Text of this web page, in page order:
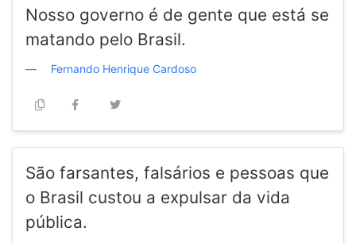
Nosso governo é de gente que está se
matando pelo Brasil.
Fernando Henrique Cardoso
São farsantes, falsários e pessoas que
o Brasil custou a expulsar da vida
pública.